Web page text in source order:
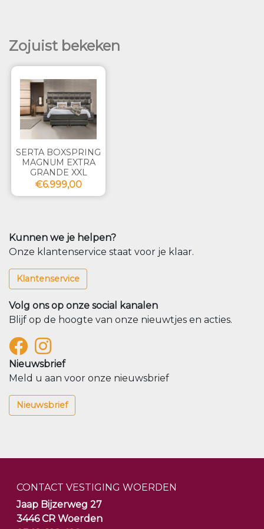
Zojuist bekeken
SERTA BOXSPRING
MAGNUM EXTRA
GRANDE XXL
€6.999,00
Kunnen we je helpen?
Onze klantenservice staat voor je klaar.
Klantenservice
Volg ons op onze social kanalen
Blijf op de hoogte van onze nieuwtjes en acties.
Nieuwsbrief
Meld u aan voor onze nieuwsbrief
Nieuwsbrief
CONTACT VESTIGING WOERDEN
Jaap Bijzerweg 27
3446 CR Woerden